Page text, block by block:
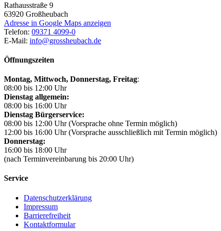
Rathausstraße 9
63920 Großheubach
Adresse in Google Maps anzeigen
Telefon: 09371 4099-0
E-Mail: info@grossheubach.de
Öffnungszeiten
Montag, Mittwoch, Donnerstag, Freitag:
08:00 bis 12:00 Uhr
Dienstag allgemein:
08:00 bis 16:00 Uhr
Dienstag Bürgerservice:
08:00 bis 12:00 Uhr (Vorsprache ohne Termin möglich)
12:00 bis 16:00 Uhr (Vorsprache ausschließlich mit Termin möglich)
Donnerstag:
16:00 bis 18:00 Uhr
(nach Terminvereinbarung bis 20:00 Uhr)
Service
Datenschutzerklärung
Impressum
Barrierefreiheit
Kontaktformular